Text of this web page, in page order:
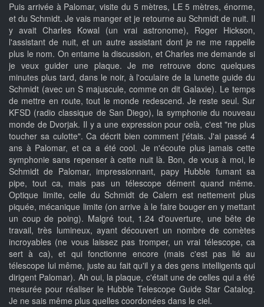
Puis arrivée à Palomar, visite du 5 mètres, LE 5 mètres, énorme,
et du Schmidt. Je vais manger et je retourne au Schmidt de nuit. Il
y avait Charles Kowal (un vrai astronome), Roger Hickson,
l'assistant de nuit, et un autre assistant dont je ne me rappelle
plus le nom. On entame la discussion, et Charles me demande si
je veux guider une plaque. Je me retrouve donc quelques
minutes plus tard, dans le noir, à l'oculaire de la lunette guide du
Schmidt (avec un S majuscule, comme on dit Galaxie). Le temps
de mettre en route, tout le monde redescend. Je reste seul. Sur
KFSD (radio classique de San Diego), la symphonie du nouveau
monde de Dvorjak. Il y a une expression pour celà, c'est "ne plus
toucher sa culotte". Ca décrit bien comment j'étais. J'ai passé 4
ans à Palomar, et ca a été cool. Je n'écoute plus jamais cette
symphonie sans repenser à cette nuit là. Bon, de vous à moi, le
Schmidt de Palomar, impressionnant, papy Hubble fumant sa
pipe, tout ca, mais pas un télescope dément quand même.
Optique limite, celle du Schmidt de Calern est nettement plus
piquée, mécanique limite (on arrive à le faire bouger en y mettant
un coup de poing). Malgré tout, 1.24 d'ouverture, une bête de
travail, très lumineux, ayant découvert un nombre de comètes
incroyables (ne vous laissez pas tromper, un vrai télescope, ca
sert à ca), et qui fonctionne encore (mais c'est pas lié au
télescope lui même, juste au fait qu'il y a des gens intelligents qui
dirigent Palomar). Ah oui, la plaque, c'était une de celles qui a été
mesurée pour réaliser le Hubble Telescope Guide Star Catalog.
Je ne sais même plus quelles coordonées dans le ciel.